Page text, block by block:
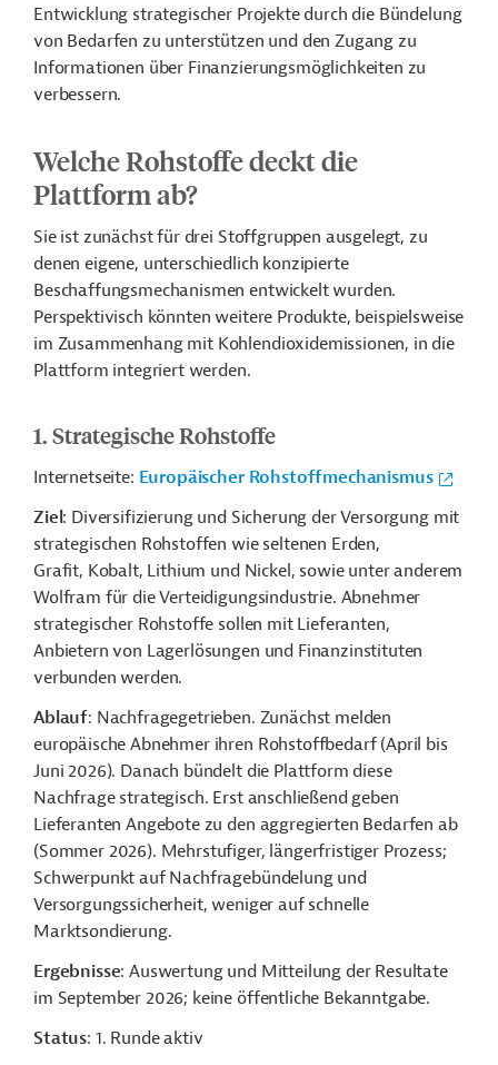
Entwicklung strategischer Projekte durch die Bündelung
von Bedarfen zu unterstützen und den Zugang zu
Informationen über Finanzierungsmöglichkeiten zu
verbessern.
Welche Rohstoffe deckt die
Plattform ab?
Sie ist zunächst für drei Stoffgruppen ausgelegt, zu
denen eigene, unterschiedlich konzipierte
Beschaffungsmechanismen entwickelt wurden.
Perspektivisch könnten weitere Produkte, beispielsweise
im Zusammenhang mit Kohlendioxidemissionen, in die
Plattform integriert werden.
1. Strategische Rohstoffe
Internetseite: Europäischer Rohstoffmechanismus
Ziel: Diversifizierung und Sicherung der Versorgung mit
strategischen Rohstoffen wie seltenen Erden,
Grafit, Kobalt, Lithium und Nickel, sowie unter anderem
Wolfram für die Verteidigungsindustrie. Abnehmer
strategischer Rohstoffe sollen mit Lieferanten,
Anbietern von Lagerlösungen und Finanzinstituten
verbunden werden.
Ablauf: Nachfragegetrieben. Zunächst melden
europäische Abnehmer ihren Rohstoffbedarf (April bis
Juni 2026). Danach bündelt die Plattform diese
Nachfrage strategisch. Erst anschließend geben
Lieferanten Angebote zu den aggregierten Bedarfen ab
(Sommer 2026). Mehrstufiger, längerfristiger Prozess;
Schwerpunkt auf Nachfragebündelung und
Versorgungssicherheit, weniger auf schnelle
Marktsondierung.
Ergebnisse: Auswertung und Mitteilung der Resultate
im September 2026; keine öffentliche Bekanntgabe.
Status: 1. Runde aktiv